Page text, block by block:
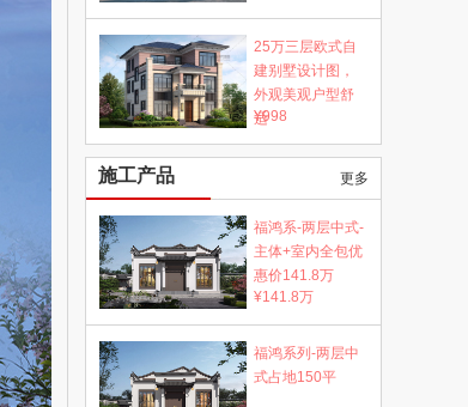
25万三层欧式自
建别墅设计图，
外观美观户型舒
适
¥998
施工产品 更多
福鸿系-两层中式-
主体+室内全包优
惠价141.8万
¥141.8万
福鸿系列-两层中
式占地150平